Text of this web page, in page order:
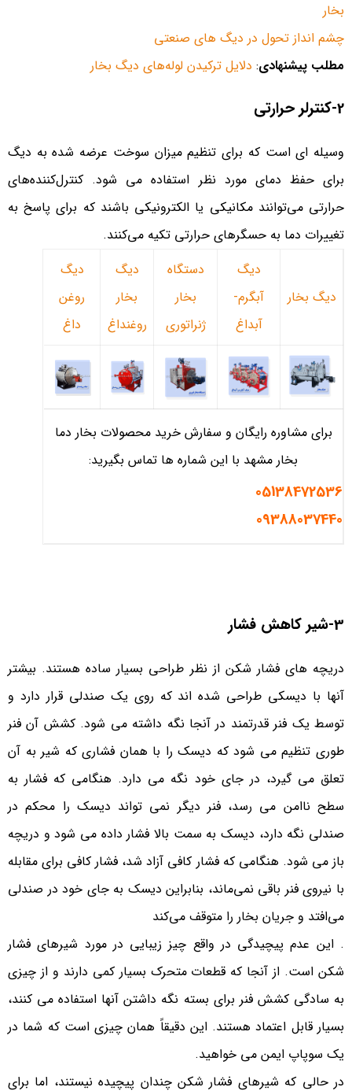
بخار
چشم انداز تحول در دیگ های صنعتی
مطلب پیشنهادی: دلایل ترکیدن لوله‌های دیگ بخار
2-کنترلر حرارتی
وسیله ای است که برای تنظیم میزان سوخت عرضه شده به دیگ
برای حفظ دمای مورد نظر استفاده می شود. کنترل‌کننده‌های
حرارتی می‌توانند مکانیکی یا الکترونیکی باشند که برای پاسخ به
تغییرات دما به حسگرهای حرارتی تکیه می‌کنند.
دیگ بخار
دیگ
آبگرم-
آبداغ
دستگاه
بخار
ژنراتوری
دیگ
بخار
روغنداغ
دیگ
روغن
داغ
برای مشاوره رایگان و سفارش خرید محصولات بخار دما
بخار مشهد با این شماره ها تماس بگیرید:
05138472536
09388037440
3-شیر کاهش فشار
دریچه های فشار شکن از نظر طراحی بسیار ساده هستند. بیشتر
آنها با دیسکی طراحی شده اند که روی یک صندلی قرار دارد و
توسط یک فنر قدرتمند در آنجا نگه داشته می شود. کشش آن فنر
طوری تنظیم می شود که دیسک را با همان فشاری که شیر به آن
تعلق می گیرد، در جای خود نگه می دارد. هنگامی که فشار به
سطح ناامن می رسد، فنر دیگر نمی تواند دیسک را محکم در
صندلی نگه دارد، دیسک به سمت بالا فشار داده می شود و دریچه
باز می شود. هنگامی که فشار کافی آزاد شد، فشار کافی برای مقابله
با نیروی فنر باقی نمی‌ماند، بنابراین دیسک به جای خود در صندلی
می‌افتد و جریان بخار را متوقف می‌کند
. این عدم پیچیدگی در واقع چیز زیبایی در مورد شیرهای فشار
شکن است. از آنجا که قطعات متحرک بسیار کمی دارند و از چیزی
به سادگی کشش فنر برای بسته نگه داشتن آنها استفاده می کنند،
بسیار قابل اعتماد هستند. این دقیقاً همان چیزی است که شما در
یک سوپاپ ایمن می خواهید.
در حالی که شیرهای فشار شکن چندان پیچیده نیستند، اما برای